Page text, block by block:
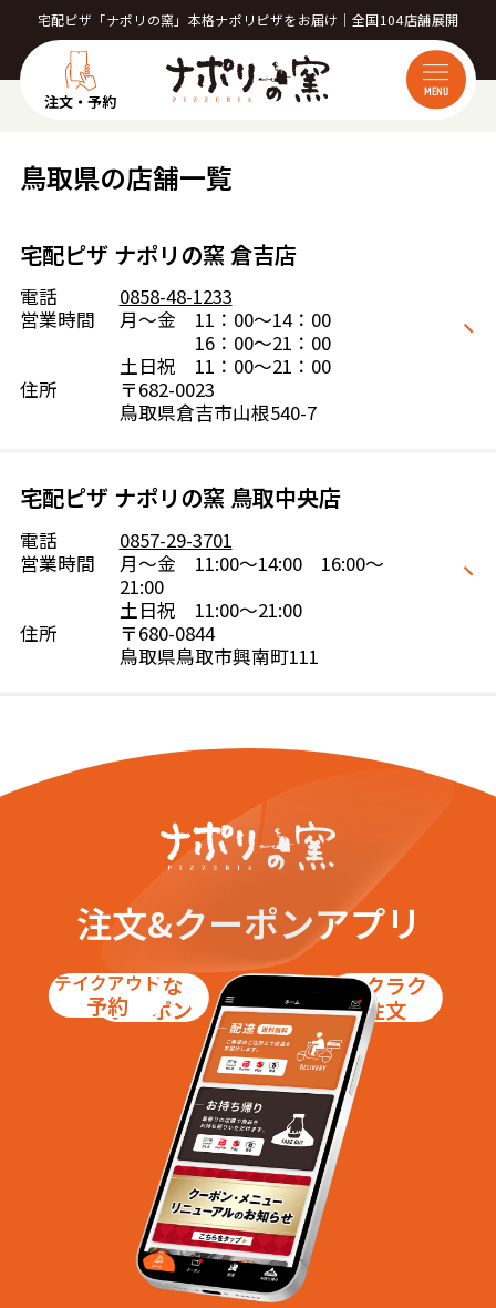
宅配ピザ「ナポリの窯」本格ナポリピザをお届け｜全国104店舗展開
注文・予約 MENU
鳥取県の店舗一覧
宅配ピザ ナポリの窯 倉吉店
電話
0858-48-1233
営業時間
月～金 11：00～14：00
16：00～21：00
土日祝 11：00～21：00
住所
〒682-0023
鳥取県倉吉市山根540-7
宅配ピザ ナポリの窯 鳥取中央店
電話
0857-29-3701
営業時間
月～金 11:00～14:00 16:00～
21:00
土日祝 11:00～21:00
住所
〒680-0844
鳥取県鳥取市興南町111
注文&クーポンアプリ
お得な
クーポン
テイクアウト
予約
ラクラク
注文